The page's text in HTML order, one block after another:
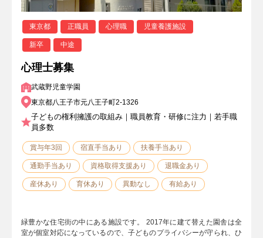
東京都 正職員 心理職 児童養護施設
新卒 中途
心理士募集
武蔵野児童学園
東京都八王子市元八王子町2-1326
子どもの権利擁護の取組み｜職員教育・研修に注力｜若手職
員多数
賞与年3回 宿直手当あり 扶養手当あり
通勤手当あり 資格取得支援あり 退職金あり
産休あり 育休あり 異動なし 有給あり
緑豊かな住宅街の中にある施設です。 2017年に建て替えた園舎は全
室が個室対応になっているので、子どものプライバシーが守られ、ひ